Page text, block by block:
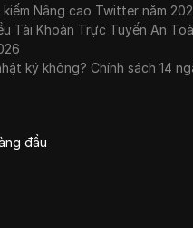
Nâng cao Twitter năm
Tài Khoản Trực Tuyến An
ký không? Chính sách 14
đầu